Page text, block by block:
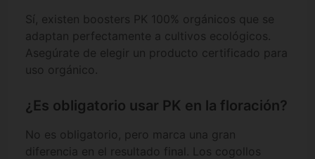
Sí, existen boosters PK 100% orgánicos que se
adaptan perfectamente a cultivos ecológicos.
Asegúrate de elegir un producto certificado para
uso orgánico.
¿Es obligatorio usar PK en la floración?
No es obligatorio, pero marca una gran
diferencia en el resultado final. Los cogollos